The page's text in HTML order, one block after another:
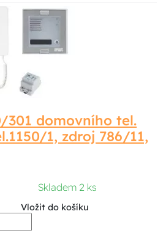
301 domovního tel.
1, zdroj 786/11,
Skladem 2 ks
Vložit do košíku